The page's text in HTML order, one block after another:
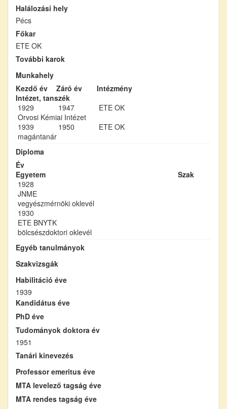
Halálozási hely
Pécs
Főkar
ETE OK
További karok
Munkahely
Kezdő év
Záró év
Intézmény
Intézet, tanszék
1929
1947
ETE OK
Orvosi Kémiai Intézet
1939
1950
ETE OK
magántanár
Diploma
Év
Egyetem
Szak
1928
JNME
vegyészmérnöki oklevél
1930
ETE BNYTK
bölcsészdoktori oklevél
Egyéb tanulmányok
Szakvizsgák
Habilitáció éve
1939
Kandidátus éve
PhD éve
Tudományok doktora év
1951
Tanári kinevezés
Professor emeritus éve
MTA levelező tagság éve
MTA rendes tagság éve